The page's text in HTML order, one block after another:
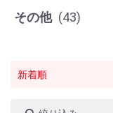
その他 (43)